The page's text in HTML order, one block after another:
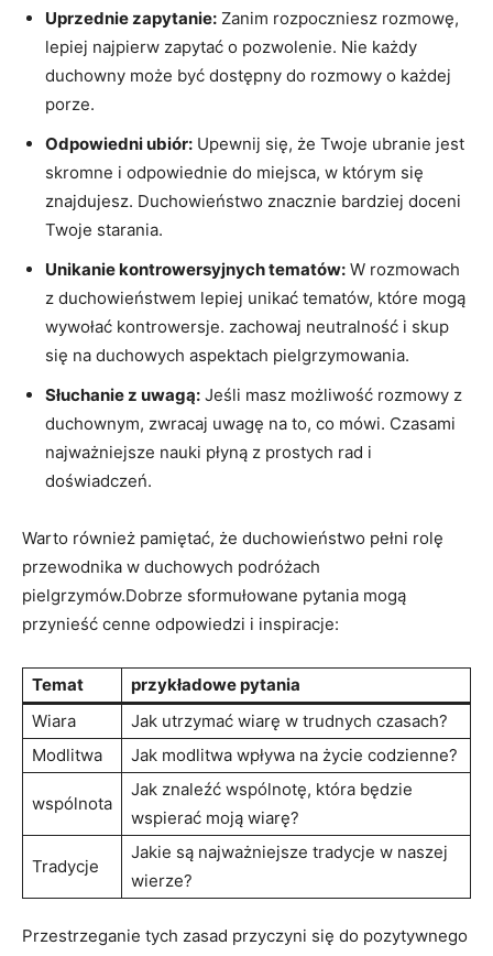
Uprzednie zapytanie: Zanim rozpoczniesz rozmowę,
lepiej‌ najpierw zapytać o pozwolenie. Nie⁣ każdy
⁢duchowny może ‍być​ dostępny do ‌rozmowy⁣ o każdej
porze.
Odpowiedni ‍ubiór: Upewnij się, ​że ⁤Twoje ubranie jest
skromne i odpowiednie⁣ do ⁣miejsca,⁤ w którym się⁢
znajdujesz. Duchowieństwo znacznie bardziej ⁣doceni
Twoje starania.
Unikanie kontrowersyjnych⁣ tematów: W rozmowach
z duchowieństwem lepiej unikać tematów,‍ które mogą
⁤wywołać kontrowersje.⁣ zachowaj⁣ neutralność⁤ i skup ​
się na duchowych aspektach pielgrzymowania.
Słuchanie z uwagą: Jeśli masz możliwość rozmowy z⁣
duchownym, zwracaj uwagę​ na to,⁤ co ⁢mówi. Czasami⁣
najważniejsze nauki płyną z prostych rad i
doświadczeń.
Warto ⁢również pamiętać, ‍że duchowieństwo pełni rolę​
przewodnika w duchowych ⁤podróżach
pielgrzymów.Dobrze sformułowane ‌pytania​ mogą​
przynieść ⁤cenne⁢ odpowiedzi i inspiracje:
Temat
przykładowe pytania
Wiara
Jak utrzymać ⁢wiarę⁤ w​ trudnych czasach?
Modlitwa
Jak‍ modlitwa wpływa na życie codzienne?
wspólnota
Jak znaleźć wspólnotę, która ⁤będzie
wspierać moją wiarę?
Tradycje
Jakie ‍są ​najważniejsze tradycje w naszej
wierze?
Przestrzeganie tych zasad ⁢przyczyni się do ⁤pozytywnego